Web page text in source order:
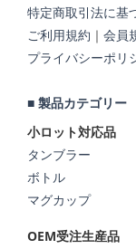
特定商取引法に基
ご利用規約 ｜ 会員
プライバシーポリ
■ 製品カテゴリー
小ロット対応品
タンブラー
ボトル
マグカップ
OEM受注生産品